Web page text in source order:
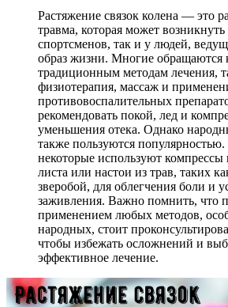
Растяжение связок колена — это
травма, которая может возникнуть
спортсменов, так и у людей,
образ жизни. Многие обращаются
традиционным методам лечения,
физиотерапия, массаж и
противовоспалительных
рекомендовать покой, лед и
уменьшения отека. Однако
также пользуются
некоторые используют компрессы
листа или настои из трав, таких
зверобой, для облегчения боли и
заживления. Важно помнить, что
применением любых методов,
народных, стоит
чтобы избежать осложнений и
эффективное лечение.